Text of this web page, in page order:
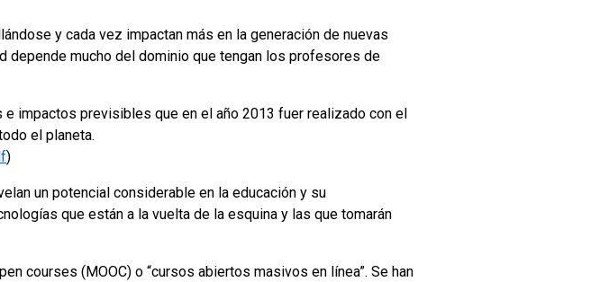
y cada vez impactan más en la generación de nuevas
depende mucho del dominio que tengan los profesores de
impactos previsibles que en el año 2013 fuer realizado con el
el planeta.
)
un potencial considerable en la educación y su
que están a la vuelta de la esquina y las que tomarán
courses (MOOC) o “cursos abiertos masivos en línea”. Se han